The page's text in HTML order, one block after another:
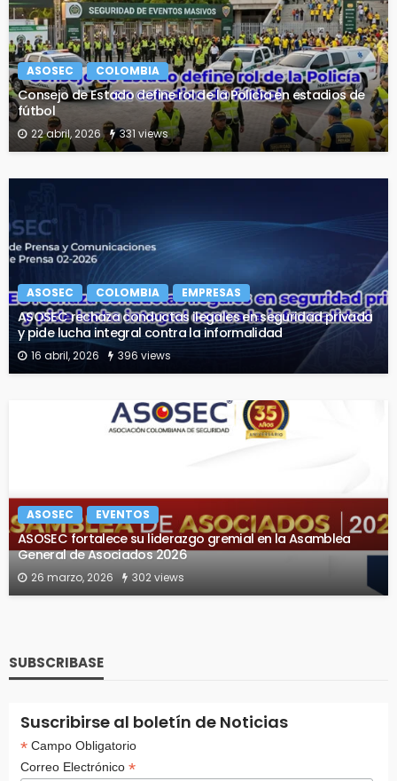
ASOSEC COLOMBIA
Consejo de Estado define rol de la Policía en estadios de
fútbol
22 abril, 2026 331 views
ASOSEC COLOMBIA EMPRESAS
ASOSEC rechaza conductas ilegales en seguridad privada
y pide lucha integral contra la informalidad
16 abril, 2026 396 views
ASOSEC EVENTOS
ASOSEC fortalece su liderazgo gremial en la Asamblea
General de Asociados 2026
26 marzo, 2026 302 views
SUBSCRIBASE
Suscribirse al boletín de Noticias
*Campo Obligatorio
Correo Electrónico *